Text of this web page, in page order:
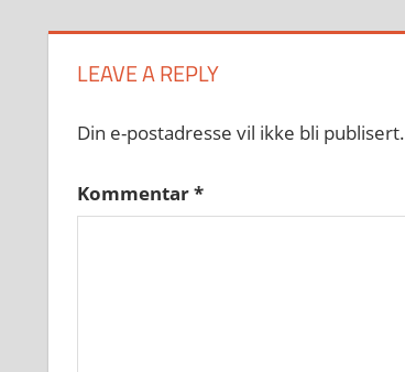
LEAVE A REPLY
Din e-postadresse vil ikke bli publisert.
Kommentar*